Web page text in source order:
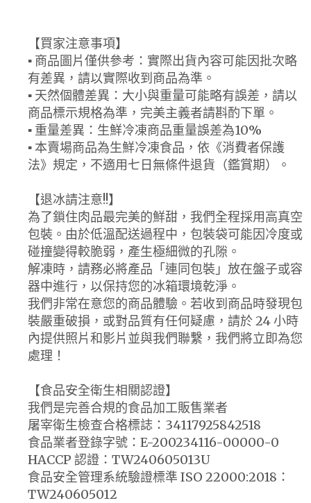
【買家注意事項】
▪ 商品圖片僅供參考：實際出貨內容可能因批次略
有差異，請以實際收到商品為準。
▪ 天然個體差異：大小與重量可能略有誤差，請以
商品標示規格為準，完美主義者請斟酌下單。
▪ 重量差異：生鮮冷凍商品重量誤差為10%
▪ 本賣場商品為生鮮冷凍食品，依《消費者保護
法》規定，不適用七日無條件退貨（鑑賞期）。
【退冰請注意!!】
為了鎖住肉品最完美的鮮甜，我們全程採用高真空
包裝。由於低溫配送過程中，包裝袋可能因冷度或
碰撞變得較脆弱，產生極細微的孔隙。
解凍時，請務必將產品「連同包裝」放在盤子或容
器中進行，以保持您的冰箱環境乾淨。
我們非常在意您的商品體驗。若收到商品時發現包
裝嚴重破損，或對品質有任何疑慮，請於 24 小時
內提供照片和影片並與我們聯繫，我們將立即為您
處理！
【食品安全衛生相關認證】
我們是完善合規的食品加工販售業者
屠宰衛生檢查合格標誌：34117925842518
食品業者登錄字號：E-200234116-00000-0
HACCP 認證：TW240605013U
食品安全管理系統驗證標準 ISO 22000:2018：
TW240605012